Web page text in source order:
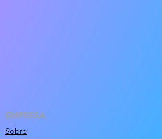
EMPRESA
Sobre